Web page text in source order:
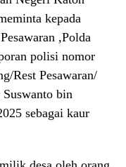
kepada
,Polda
polisi nomor
Rest Pesawaran/
Suswanto bin
sebagai kaur